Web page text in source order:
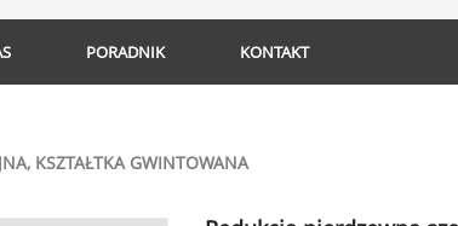
PORADNIK KONTAKT
KSZTAŁTKA GWINTOWANA